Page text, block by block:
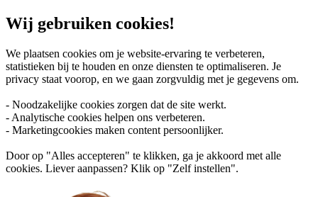
Wij gebruiken cookies!
We plaatsen cookies om je website-ervaring te verbeteren,
statistieken bij te houden en onze diensten te optimaliseren. Je
privacy staat voorop, en we gaan zorgvuldig met je gegevens om.
- Noodzakelijke cookies zorgen dat de site werkt.
- Analytische cookies helpen ons verbeteren.
- Marketingcookies maken content persoonlijker.
Door op "Alles accepteren" te klikken, ga je akkoord met alle
cookies. Liever aanpassen? Klik op "Zelf instellen".